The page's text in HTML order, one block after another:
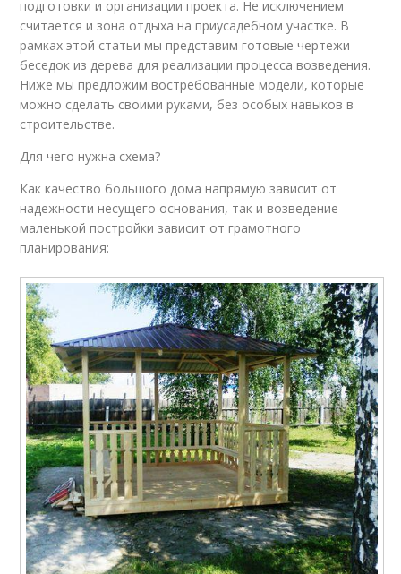
подготовки и организации проекта. Не исключением
считается и зона отдыха на приусадебном участке. В
рамках этой статьи мы представим готовые чертежи
беседок из дерева для реализации процесса возведения.
Ниже мы предложим востребованные модели, которые
можно сделать своими руками, без особых навыков в
строительстве.
Для чего нужна схема?
Как качество большого дома напрямую зависит от
надежности несущего основания, так и возведение
маленькой постройки зависит от грамотного
планирования: